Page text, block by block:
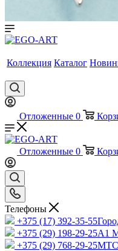
Коллекция Каталог
Отложенные 0
Отложенные 0
Телефоны
+375 (17) 392-35-55
+375 (29) 198-29-25A1
+375 (29) 768-29-25МТС